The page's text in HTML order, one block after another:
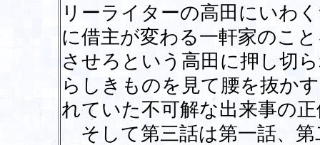
リーライターの高田にいわ
に借主が変わる一軒家のこ
させろという高田に押し切
らしきものを見て腰を抜か
れていた不可解な出来事の
そして第三話は第一話、